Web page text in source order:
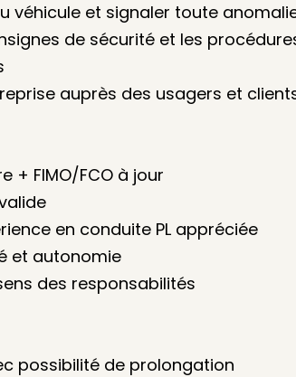
véhicule et signaler toute
de sécurité et les
auprès des usagers et
+ FIMO/FCO à jour
en conduite PL appréciée
et autonomie
des responsabilités
possibilité de prolongation